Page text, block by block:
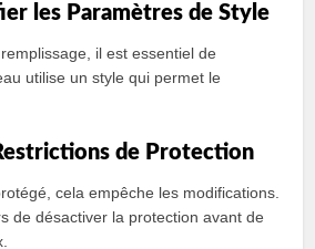
les Paramètres de Style
il est essentiel de
utilise un style qui permet le
de Protection
cela empêche les modifications.
de désactiver la protection avant de